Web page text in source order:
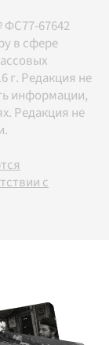
67642
в сфере
г. Редакция не
информации,
Редакция не
с